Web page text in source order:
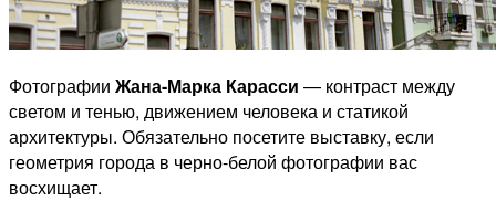
Фотографии Жана-Марка Карасси — контраст между
светом и тенью, движением человека и статикой
архитектуры. Обязательно посетите выставку, если
геометрия города в черно-белой фотографии вас
восхищает.